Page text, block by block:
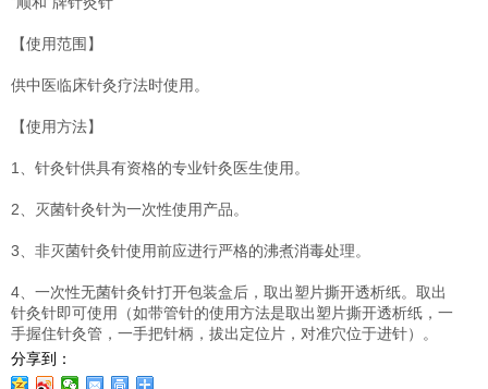
【使用范围】
供中医临床针灸疗法时使用。
【使用方法】
1、针灸针供具有资格的专业针灸医生使用。
2、灭菌针灸针为一次性使用产品。
3、非灭菌针灸针使用前应进行严格的沸煮消毒处理。
4、一次性无菌针灸针打开包装盒后，取出塑片撕开透析纸。取出
针灸针即可使用（如带管针的使用方法是取出塑片撕开透析纸，一
手握住针灸管，一手把针柄，拔出定位片，对准穴位于进针）。
分享到：